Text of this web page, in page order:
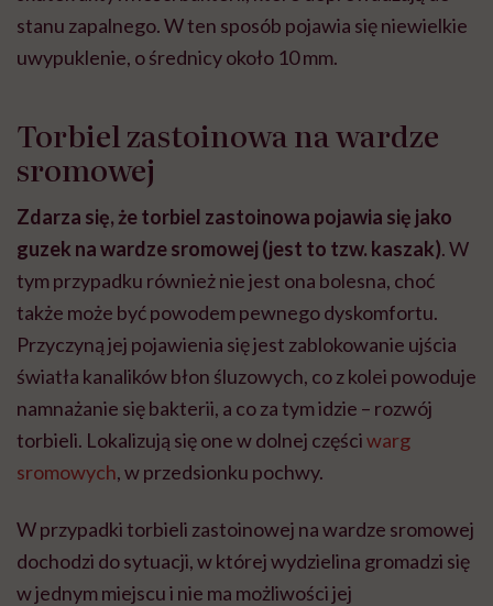
stanu zapalnego. W ten sposób pojawia się niewielkie
uwypuklenie, o średnicy około 10 mm.
Torbiel zastoinowa na wardze
sromowej
Zdarza się, że torbiel zastoinowa pojawia się jako
guzek na wardze sromowej (jest to tzw. kaszak). W
tym przypadku również nie jest ona bolesna, choć
także może być powodem pewnego dyskomfortu.
Przyczyną jej pojawienia się jest zablokowanie ujścia
światła kanalików błon śluzowych, co z kolei powoduje
namnażanie się bakterii, a co za tym idzie – rozwój
torbieli. Lokalizują się one w dolnej częściwarg
sromowych, w przedsionku pochwy.
W przypadki torbieli zastoinowej na wardze sromowej
dochodzi do sytuacji, w której wydzielina gromadzi się
w jednym miejscu i nie ma możliwości jej